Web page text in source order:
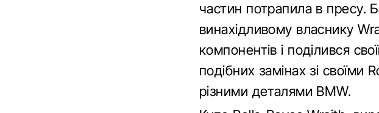
частин потрапила в пресу.
винахідливому власнику
компонентів і поділився
подібних замінах зі
різними деталями BMW.